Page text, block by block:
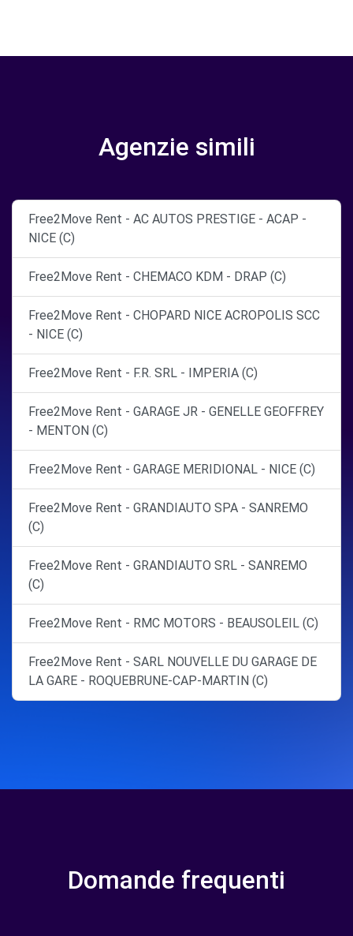
Agenzie simili
Free2Move Rent - AC AUTOS PRESTIGE - ACAP -
NICE (C)
Free2Move Rent - CHEMACO KDM - DRAP (C)
Free2Move Rent - CHOPARD NICE ACROPOLIS SCC
- NICE (C)
Free2Move Rent - F.R. SRL - IMPERIA (C)
Free2Move Rent - GARAGE JR - GENELLE GEOFFREY
- MENTON (C)
Free2Move Rent - GARAGE MERIDIONAL - NICE (C)
Free2Move Rent - GRANDIAUTO SPA - SANREMO
(C)
Free2Move Rent - GRANDIAUTO SRL - SANREMO
(C)
Free2Move Rent - RMC MOTORS - BEAUSOLEIL (C)
Free2Move Rent - SARL NOUVELLE DU GARAGE DE
LA GARE - ROQUEBRUNE-CAP-MARTIN (C)
Domande frequenti